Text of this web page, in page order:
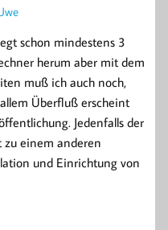
schon mindestens 3
herum aber mit dem
muß ich auch noch,
Überfluß erscheint
Jedenfalls der
zu einem anderen
und Einrichtung von